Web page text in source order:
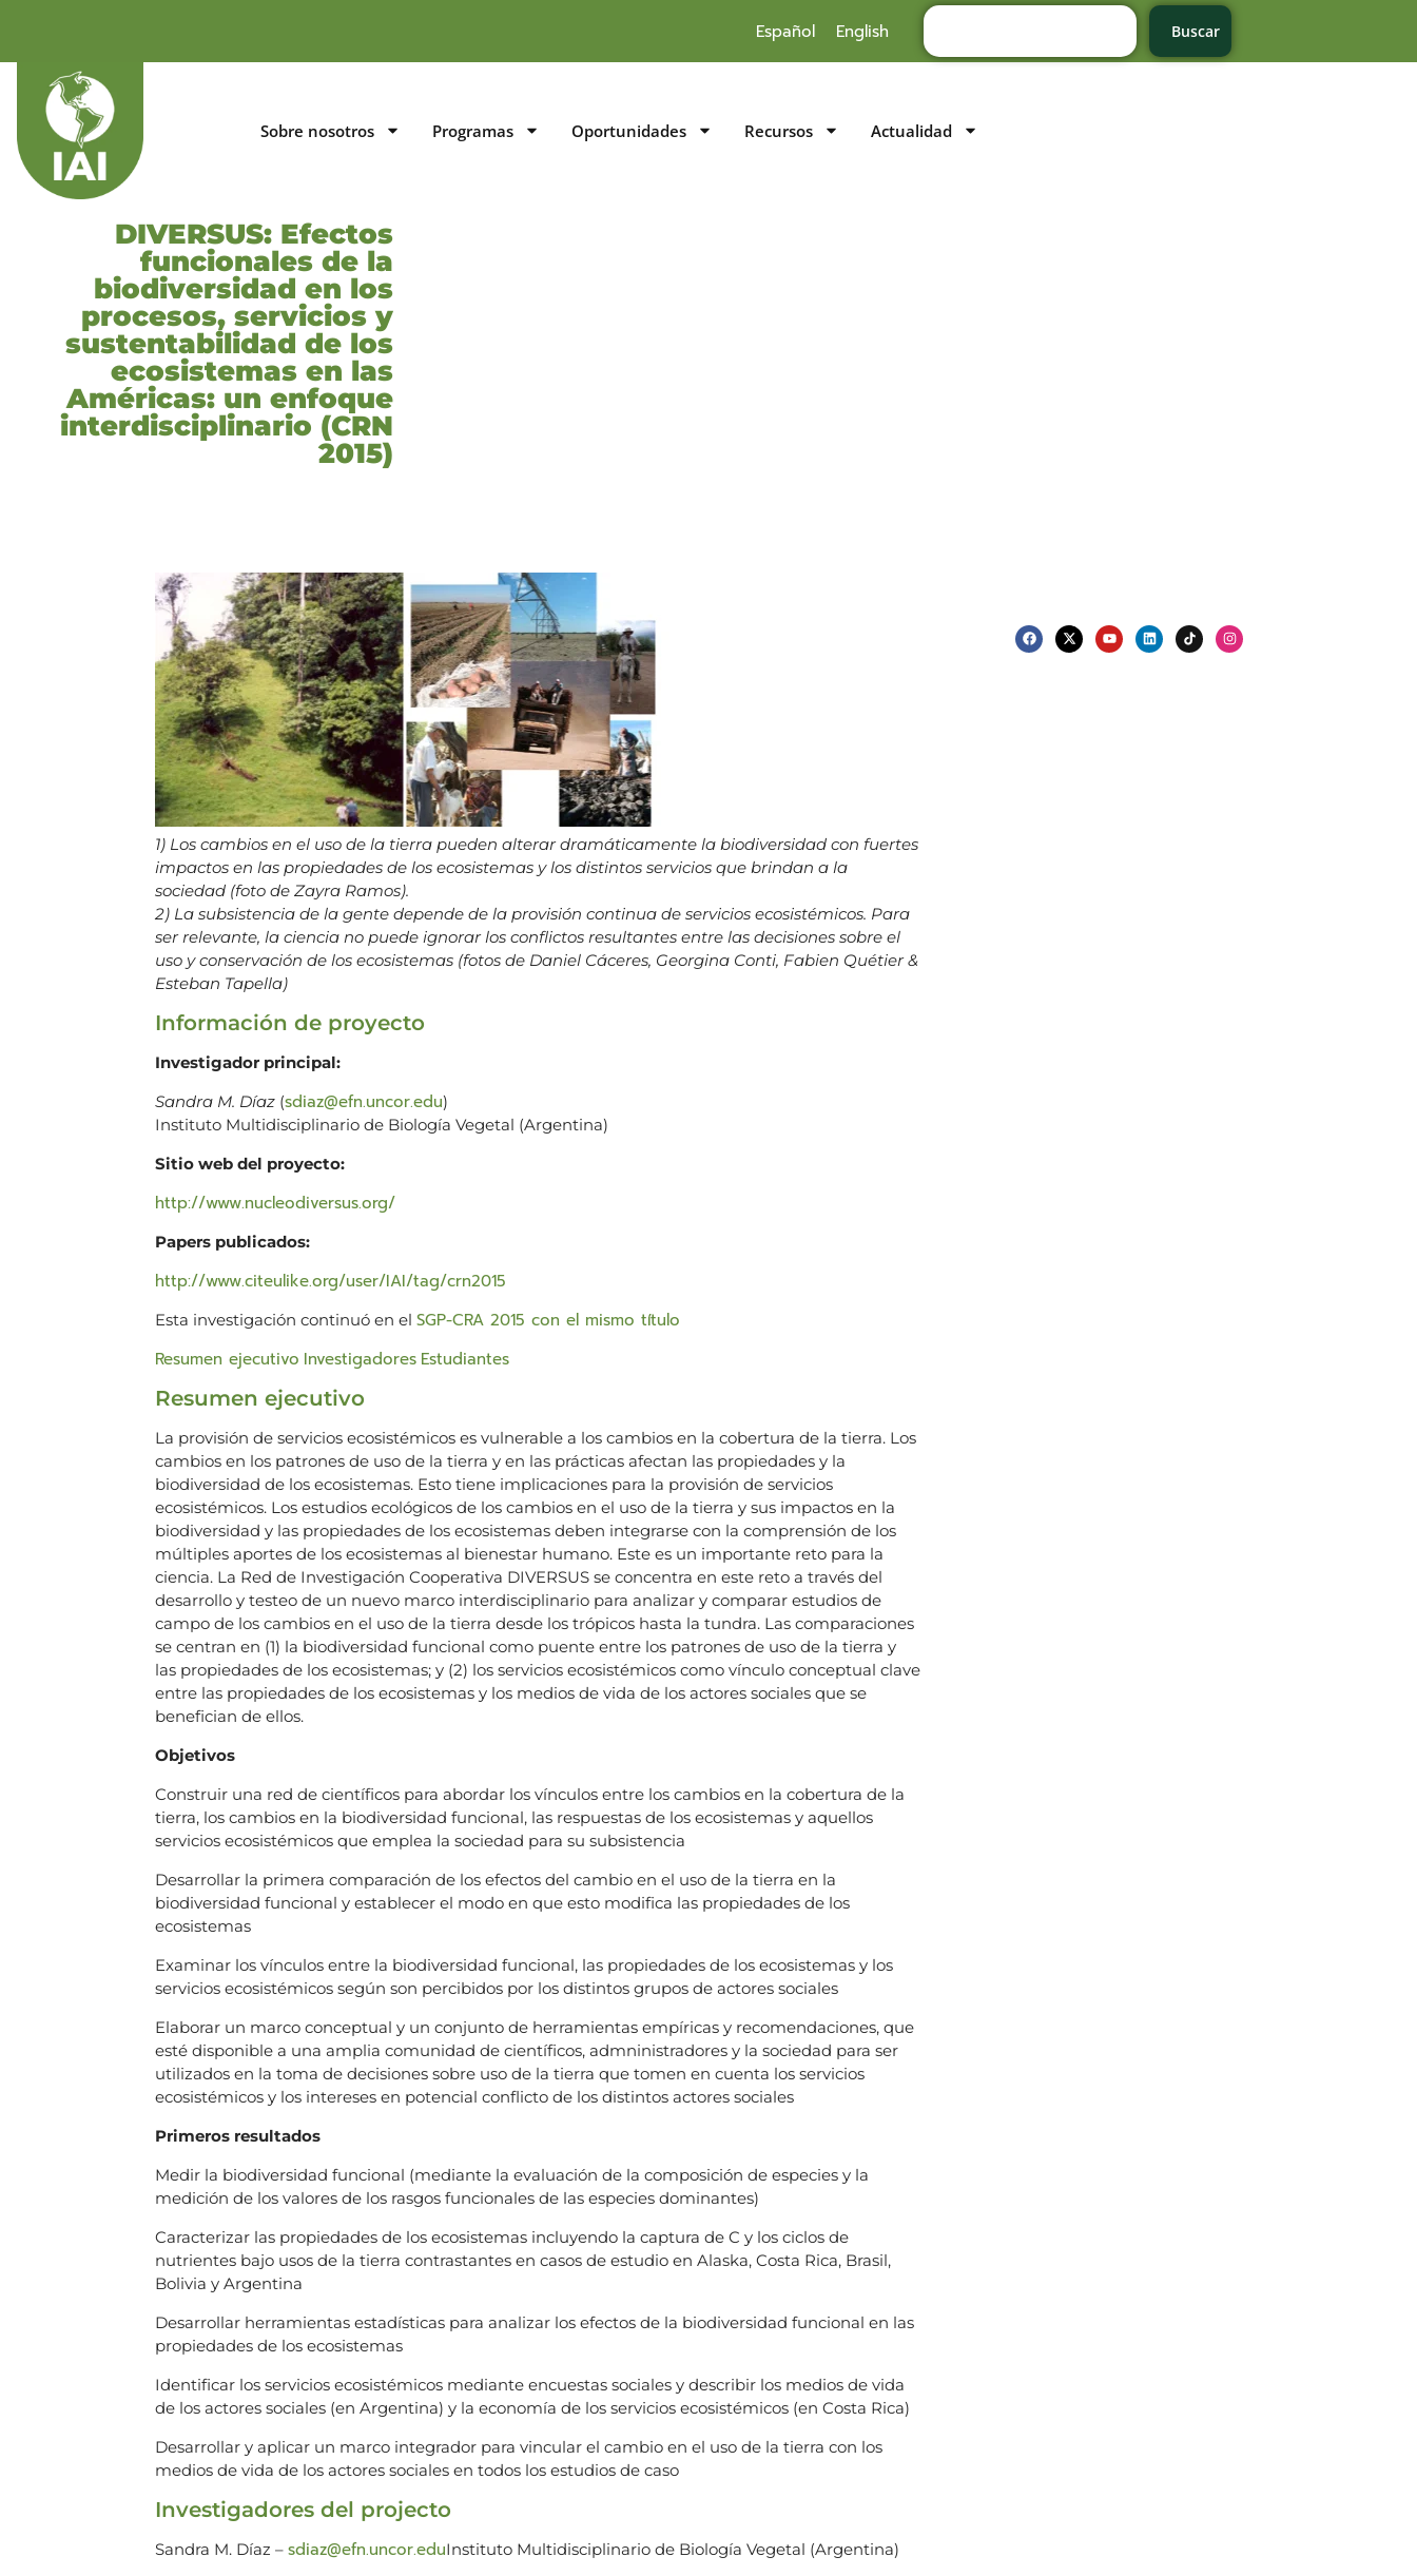
Español English Buscar
Sobre nosotros Programas Oportunidades Recursos Actualidad
DIVERSUS: Efectos
funcionales de la
biodiversidad en los
procesos, servicios y
sustentabilidad de los
ecosistemas en las
Américas: un enfoque
interdisciplinario (CRN
2015)
1) Los cambios en el uso de la tierra pueden alterar dramáticamente la biodiversidad con fuertes
impactos en las propiedades de los ecosistemas y los distintos servicios que brindan a la
sociedad (foto de Zayra Ramos).
2) La subsistencia de la gente depende de la provisión continua de servicios ecosistémicos. Para
ser relevante, la ciencia no puede ignorar los conflictos resultantes entre las decisiones sobre el
uso y conservación de los ecosistemas (fotos de Daniel Cáceres, Georgina Conti, Fabien Quétier &
Esteban Tapella)
Información de proyecto
Investigador principal:
Sandra M. Díaz (sdiaz@efn.uncor.edu)
Instituto Multidisciplinario de Biología Vegetal (Argentina)
Sitio web del proyecto:
http://www.nucleodiversus.org/
Papers publicados:
http://www.citeulike.org/user/IAI/tag/crn2015
Esta investigación continuó en el SGP-CRA 2015 con el mismo título
Resumen ejecutivo Investigadores Estudiantes
Resumen ejecutivo
La provisión de servicios ecosistémicos es vulnerable a los cambios en la cobertura de la tierra. Los
cambios en los patrones de uso de la tierra y en las prácticas afectan las propiedades y la
biodiversidad de los ecosistemas. Esto tiene implicaciones para la provisión de servicios
ecosistémicos. Los estudios ecológicos de los cambios en el uso de la tierra y sus impactos en la
biodiversidad y las propiedades de los ecosistemas deben integrarse con la comprensión de los
múltiples aportes de los ecosistemas al bienestar humano. Este es un importante reto para la
ciencia. La Red de Investigación Cooperativa DIVERSUS se concentra en este reto a través del
desarrollo y testeo de un nuevo marco interdisciplinario para analizar y comparar estudios de
campo de los cambios en el uso de la tierra desde los trópicos hasta la tundra. Las comparaciones
se centran en (1) la biodiversidad funcional como puente entre los patrones de uso de la tierra y
las propiedades de los ecosistemas; y (2) los servicios ecosistémicos como vínculo conceptual clave
entre las propiedades de los ecosistemas y los medios de vida de los actores sociales que se
benefician de ellos.
Objetivos
Construir una red de científicos para abordar los vínculos entre los cambios en la cobertura de la
tierra, los cambios en la biodiversidad funcional, las respuestas de los ecosistemas y aquellos
servicios ecosistémicos que emplea la sociedad para su subsistencia
Desarrollar la primera comparación de los efectos del cambio en el uso de la tierra en la
biodiversidad funcional y establecer el modo en que esto modifica las propiedades de los
ecosistemas
Examinar los vínculos entre la biodiversidad funcional, las propiedades de los ecosistemas y los
servicios ecosistémicos según son percibidos por los distintos grupos de actores sociales
Elaborar un marco conceptual y un conjunto de herramientas empíricas y recomendaciones, que
esté disponible a una amplia comunidad de científicos, admninistradores y la sociedad para ser
utilizados en la toma de decisiones sobre uso de la tierra que tomen en cuenta los servicios
ecosistémicos y los intereses en potencial conflicto de los distintos actores sociales
Primeros resultados
Medir la biodiversidad funcional (mediante la evaluación de la composición de especies y la
medición de los valores de los rasgos funcionales de las especies dominantes)
Caracterizar las propiedades de los ecosistemas incluyendo la captura de C y los ciclos de
nutrientes bajo usos de la tierra contrastantes en casos de estudio en Alaska, Costa Rica, Brasil,
Bolivia y Argentina
Desarrollar herramientas estadísticas para analizar los efectos de la biodiversidad funcional en las
propiedades de los ecosistemas
Identificar los servicios ecosistémicos mediante encuestas sociales y describir los medios de vida
de los actores sociales (en Argentina) y la economía de los servicios ecosistémicos (en Costa Rica)
Desarrollar y aplicar un marco integrador para vincular el cambio en el uso de la tierra con los
medios de vida de los actores sociales en todos los estudios de caso
Investigadores del projecto
Sandra M. Díaz – sdiaz@efn.uncor.eduInstituto Multidisciplinario de Biología Vegetal (Argentina)